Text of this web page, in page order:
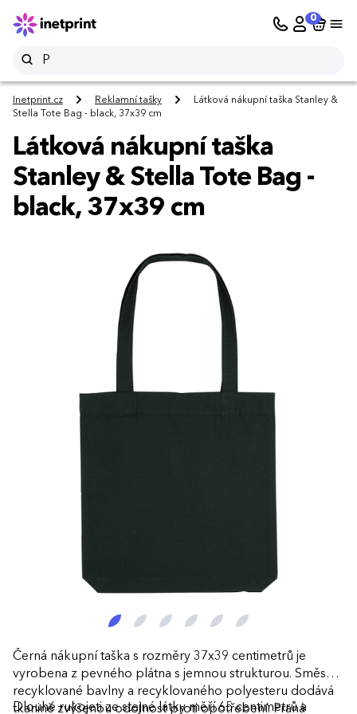
0
Inetprint.cz Reklamní tašky
Látková nákupní taška Stanley &
Stella Tote Bag - black, 37x39 cm
Látková nákupní taška
Stanley & Stella Tote Bag -
black, 37x39 cm
Černá nákupní taška s rozměry 37x39 centimetrů je
vyrobena z pevného plátna s jemnou strukturou. Směs
recyklované bavlny a recyklovaného polyesteru dodává
tkanině zvýšenou odolnost proti opotřebení. Praná
Dlouhé rukojeti ze stejné látky měří 65 centimetrů a